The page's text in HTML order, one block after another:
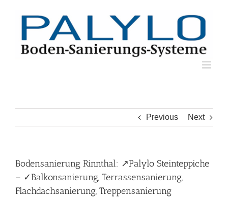
Previous Next
Bodensanierung Rinnthal: ↗️Palylo Steinteppiche
– ✓Balkonsanierung, Terrassensanierung,
Flachdachsanierung, Treppensanierung